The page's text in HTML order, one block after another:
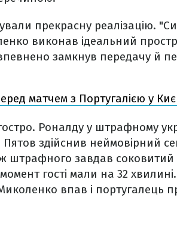
прекрасну реалізацію.
виконав ідеальний
замкнув передачу й
матчем з Португалією у
Роналду у штрафному
здійснив неймовірний
штрафного завдав
гості мали на 32
впав і португалець